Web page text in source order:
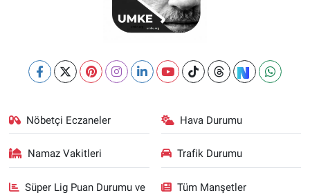
Nöbetçi Eczaneler Hava Durumu
Namaz Vakitleri Trafik Durumu
Süper Lig Puan Durumu ve
Tüm Manşetler